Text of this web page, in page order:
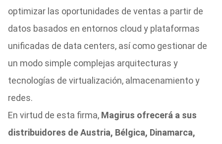
optimizar las oportunidades de ventas a partir de
datos basados en entornos cloud y plataformas
unificadas de data centers, así como gestionar de
un modo simple complejas arquitecturas y
tecnologías de virtualización, almacenamiento y
redes.
En virtud de esta firma, Magirus ofrecerá a sus
distribuidores de Austria, Bélgica, Dinamarca,